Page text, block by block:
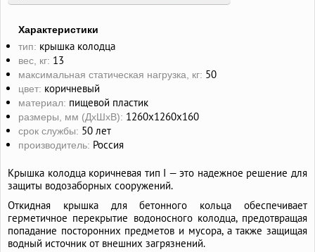
Характеристики
тип: крышка колодца
вес, кг: 13
максимальная статическая нагрузка, кг: 50
цвет: коричневый
материал: пищевой пластик
размеры, мм (ДхШхВ): 1260х1260х160
срок службы: 50 лет
производитель: Россия
Крышка колодца коричневая тип I — это надежное решение для
защиты водозаборных сооружений.
Откидная крышка для бетонного кольца обеспечивает
герметичное перекрытие водоносного колодца, предотвращая
попадание посторонних предметов и мусора, а также защищая
водный источник от внешних загрязнений.